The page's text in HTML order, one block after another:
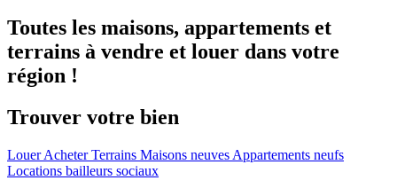
Toutes les maisons, appartements et
terrains à vendre et louer dans votre
région !
Trouver votre bien
LouerAcheterTerrains Maisons neuves Appartements neufs
Locations bailleurs sociaux